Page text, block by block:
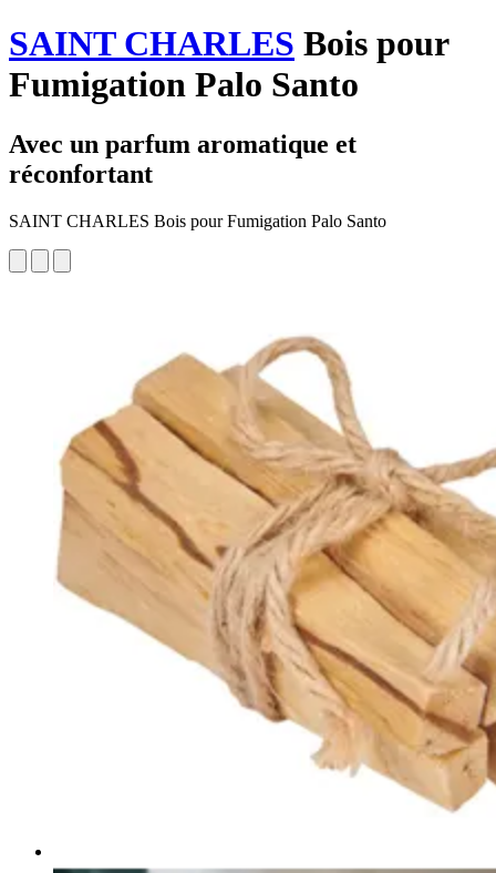
SAINT CHARLES Bois pour
Fumigation Palo Santo
Avec un parfum aromatique et
réconfortant
SAINT CHARLES Bois pour Fumigation Palo Santo